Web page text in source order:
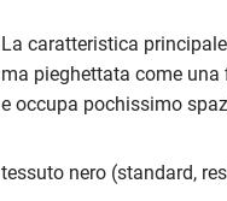
La caratteristica
ma pieghettata come
e occupa pochissimo
tessuto nero (standard,